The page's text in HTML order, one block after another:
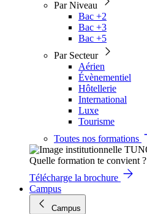
Par Niveau
Bac +2
Bac +3
Bac +5
Par Secteur
Aérien
Évènementiel
Hôtellerie
International
Luxe
Tourisme
Toutes nos formations
Quelle formation te convient ?
Télécharge la brochure
Campus
Campus